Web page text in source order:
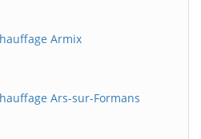
Armix
Ars-sur-Formans